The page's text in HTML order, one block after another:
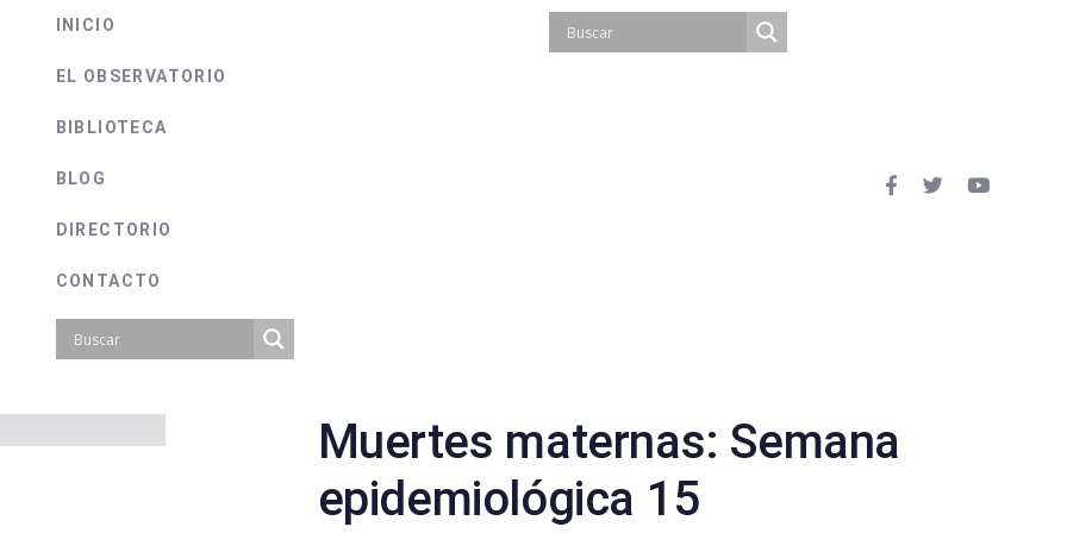
INICIO
EL OBSERVATORIO
BIBLIOTECA
BLOG
DIRECTORIO
CONTACTO
Muertes maternas: Semana
epidemiológica 15